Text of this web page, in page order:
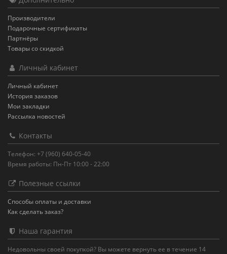
Производители
Подарочные сертификаты
Партнёры
Товары со скидкой
Личный кабинет
Личный кабинет
История заказов
Мои закладки
Рассылка новостей
Контакты
Телефон: +7 (960) 640-05-40
Время работы: Пн-Пт 10:00 - 22:00
Полезные ссылки
Способы оплаты и доставки
Как сделать заказ?
Наша гарантия
Недовольны своей покупкой? Вы можете вернуть ее в течение 14